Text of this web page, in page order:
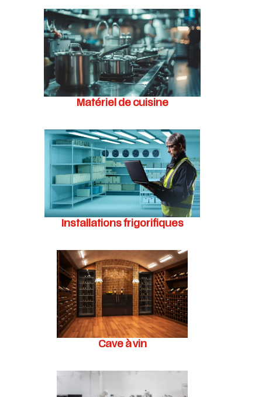
Matériel de cuisine
Installations frigorifiques
Cave à vin